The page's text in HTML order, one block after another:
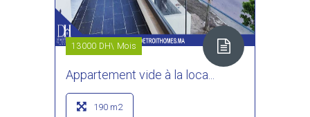
13000 DH\ Mois
Appartement vide à la loca...
190 m2